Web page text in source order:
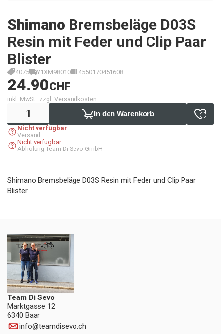
Shimano Bremsbeläge D03S
Resin mit Feder und Clip Paar
Blister
4075 Y1XM98010 4550170451608
24.90CHF
inkl. MwSt., zzgl. Versandkosten
In den Warenkorb
Nicht verfügbar
Versand
Nicht verfügbar
Abholung Team Di Sevo GmbH
Shimano Bremsbeläge D03S Resin mit Feder und Clip Paar
Blister
Team Di Sevo
Marktgasse 12
6340 Baar
info@teamdisevo.ch